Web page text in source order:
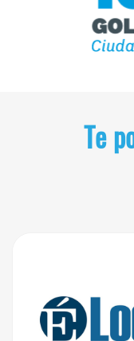
Te